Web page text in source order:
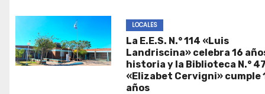
LOCALES
La E.E.S. N.° 114 «Luis
Landriscina» celebra 16
historia y la Biblioteca N.°
«Elizabet Cervigni» cumple
años